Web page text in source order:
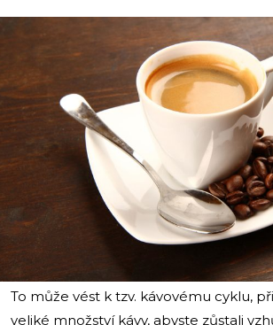
To může vést k tzv. kávovému cyklu,
veliké množství kávy, abyste zůstali